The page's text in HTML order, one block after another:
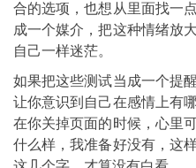
合的选项，也想从里面找一
成一个媒介，把这种情绪放
自己一样迷茫。
如果把这些测试当成一个提
让你意识到自己在感情上有
在你关掉页面的时候，心里
什么样，我准备好没有，这